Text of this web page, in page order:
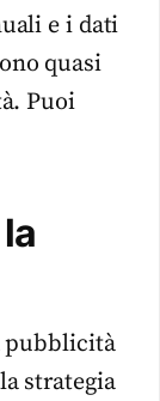
e i dati
quasi
Puoi
pubblicità
strategia